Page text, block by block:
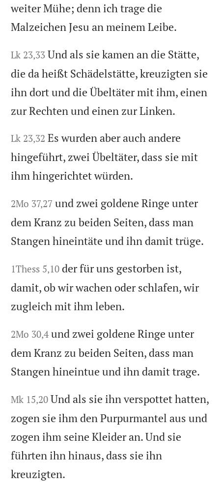
weiter Mühe; denn ich trage die
Malzeichen Jesu an meinem Leibe.
Lk 23,33 Und als sie kamen an die Stätte,
die da heißt Schädelstätte, kreuzigten sie
ihn dort und die Übeltäter mit ihm, einen
zur Rechten und einen zur Linken.
Lk 23,32 Es wurden aber auch andere
hingeführt, zwei Übeltäter, dass sie mit
ihm hingerichtet würden.
2Mo 37,27 und zwei goldene Ringe unter
dem Kranz zu beiden Seiten, dass man
Stangen hineintäte und ihn damit trüge.
1Thess 5,10 der für uns gestorben ist,
damit, ob wir wachen oder schlafen, wir
zugleich mit ihm leben.
2Mo 30,4 und zwei goldene Ringe unter
dem Kranz zu beiden Seiten, dass man
Stangen hineintue und ihn damit trage.
Mk 15,20 Und als sie ihn verspottet hatten,
zogen sie ihm den Purpurmantel aus und
zogen ihm seine Kleider an. Und sie
führten ihn hinaus, dass sie ihn
kreuzigten.